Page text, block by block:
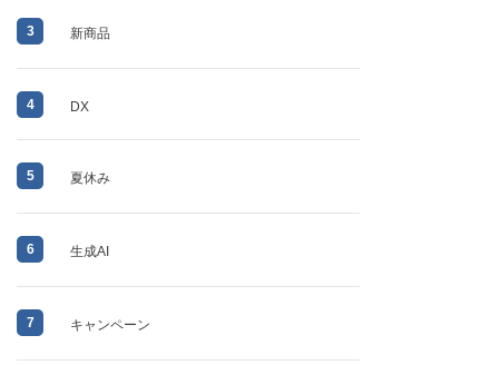
3 新商品
4 DX
5 夏休み
6 生成AI
7 キャンペーン